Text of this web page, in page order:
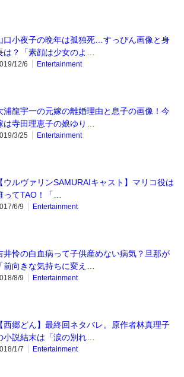
口小夜子の晩年は孤独死…すっぴん画像と身
は？「素顔は少女のよ…
12/6 Entertainment
浦龍宇一の元嫁の離婚理由と息子の画像！今
は寺田理恵子の娘ゆり…
3/25 Entertainment
【ウルヴァリンSAMURAIキャスト】マリコ役は
ってTAO！「…
6/9 Entertainment
井怜の白血病って子供産めない病気？旦那が
「前向きな気持ちに変え…
8/9 Entertainment
【西郷どん】最終回ネタバレ。原作者林真理子
小説結末は「涙の別れ…
1/7 Entertainment